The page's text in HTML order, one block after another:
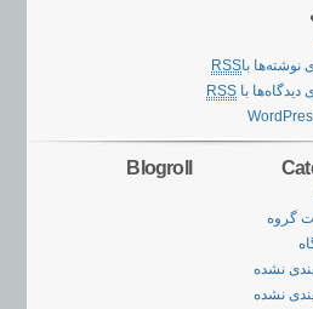
نوشته‌ها باRSS
دیدگاه‌ها با RSS
گروه
نشده
نشده
Blogroll